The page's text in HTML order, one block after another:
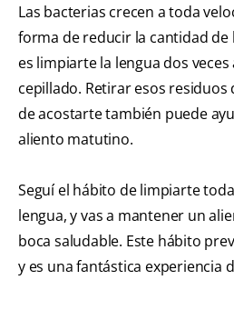
Las bacterias crecen a toda
forma de reducir la cantidad de
es limpiarte la lengua dos veces
cepillado. Retirar esos residuos
de acostarte también puede
aliento matutino.
Seguí el hábito de limpiarte
lengua, y vas a mantener un
boca saludable. Este hábito
y es una fantástica experiencia